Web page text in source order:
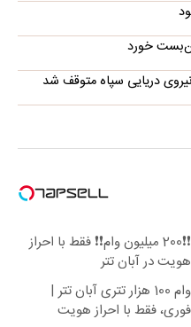
دریایی سپاه متوقف شد
❗❗200 میلیون وام❗❗ فقط با احراز
هویت در آبان تتر
وام 100 هزار تتری آبان تتر |
فوری، فقط با احراز هویت